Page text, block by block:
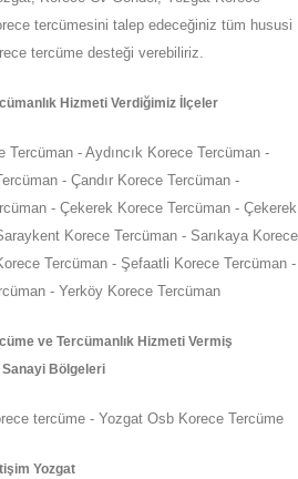
tercümesini talep edeceğiniz tüm hususi
tercüme desteği verebiliriz.
Hizmeti Verdiğimiz İlçeler
Tercüman - Aydıncık Korece Tercüman -
- Çandır Korece Tercüman -
- Çekerek Korece Tercüman - Çekerek
Korece Tercüman - Sarıkaya Korece
Tercüman - Şefaatli Korece Tercüman -
- Yerköy Korece Tercüman
ve Tercümanlık Hizmeti Vermiş
Bölgeleri
tercüme - Yozgat Osb Korece Tercüme
Yozgat